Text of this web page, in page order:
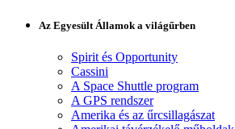
Az Egyesült Államok a világűrben
Spirit és Opportunity
Cassini
A Space Shuttle program
A GPS rendszer
Amerika és az űrcsillagászat